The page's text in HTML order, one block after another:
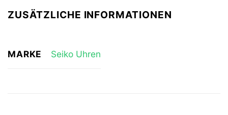
ZUSÄTZLICHE INFORMATIONEN
MARKE Seiko Uhren